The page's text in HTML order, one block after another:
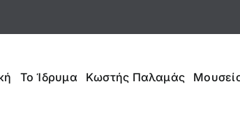
Το Ίδρυμα Κωστής Παλαμάς